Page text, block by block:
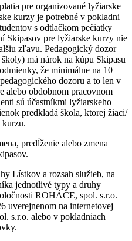
pre organizované lyžiarske
kurzy je potrebné v pokladni
s odtlačkom pečiatky
Skipasov pre lyžiarske kurzy nie
zľavu. Pedagogický dozor
má nárok na kúpu Skipasu
že minimálne na 10
dozoru a to len v
alebo obdobnom pracovnom
sú účastníkmi lyžiarskeho
predkladá škola, ktorej žiaci/
kurzu.
predĺženie alebo zmena
Lístkov a rozsah služieb, na
jednotlivé typy a druhy
ROHÁČE, spol. s.r.o.
uverejnenom na internetovej
s.r.o. alebo v pokladniach